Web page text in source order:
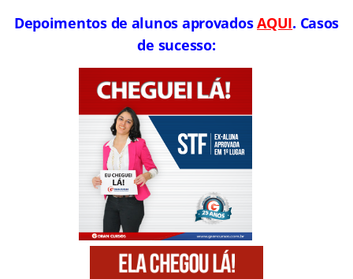
Depoimentos de alunos aprovadosAQUI. Casos
de sucesso: